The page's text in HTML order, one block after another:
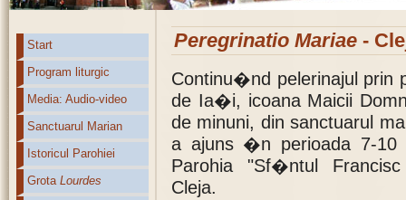
Start
Program liturgic
Media: Audio-video
Sanctuarul Marian
Istoricul Parohiei
Grota Lourdes
Peregrinatio Mariae -
Continu�nd pelerinajul prin
de Ia�i, icoana Maicii
de minuni, din sanctuarul
a ajuns �n perioada 7-10
Parohia "Sf�ntul
Cleja.